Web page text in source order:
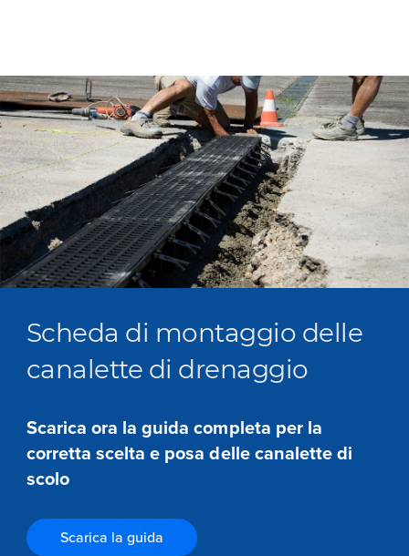
Scheda di montaggio delle
canalette di drenaggio
Scarica ora la guida completa per la
corretta scelta e posa delle canalette di
scolo
Scarica la guida